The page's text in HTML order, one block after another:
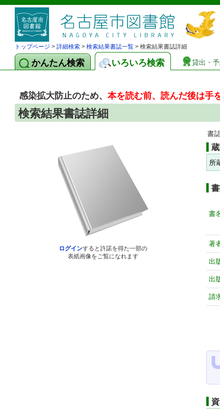
トップページ > 詳細検索 > 検索結果書誌一覧 > 検索結果書誌詳細
かんたん検索 いろいろ検索 貸出・
感染拡大防止のため、本を読む前、読んだ後は手
検索結果書誌詳細
ログインすると許諾を得た一部の
表紙画像をご覧になれます
書
所
書
著
出
出
請